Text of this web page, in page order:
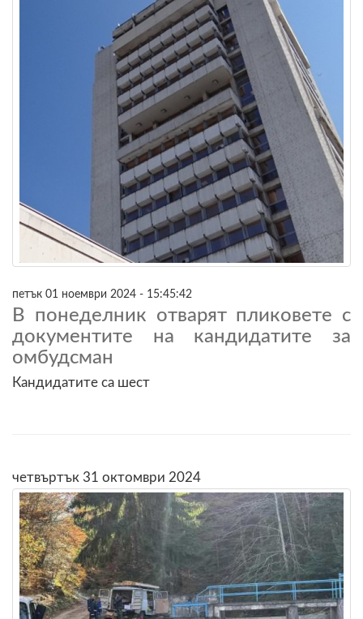
петък 01 ноември 2024 - 15:45:42
В понеделник отварят пликовете с
документите на кандидатите за
омбудсман
Кандидатите са шест
четвъртък 31 октомври 2024